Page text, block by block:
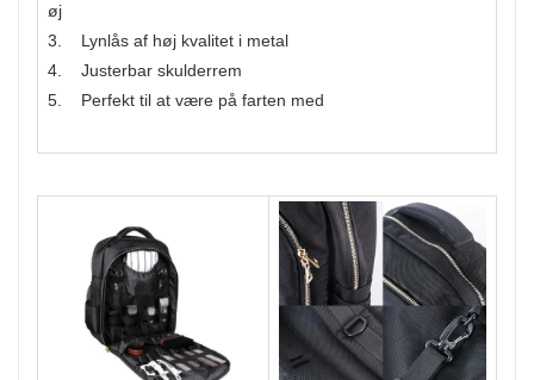
øj
3. Lynlås af høj kvalitet i metal
4. Justerbar skulderrem
5. Perfekt til at være på farten med